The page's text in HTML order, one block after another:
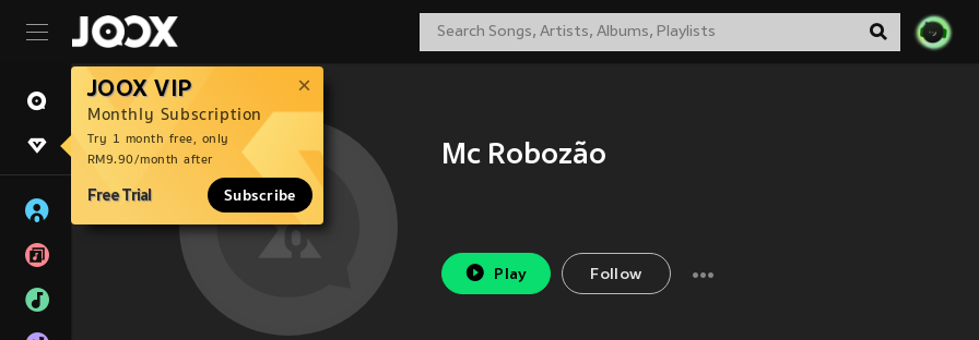
JOOX VIP
Monthly Subscription
Try 1 month free, only
RM9.90/month after
Free Trial Subscribe
Mc Robozão
Play Follow